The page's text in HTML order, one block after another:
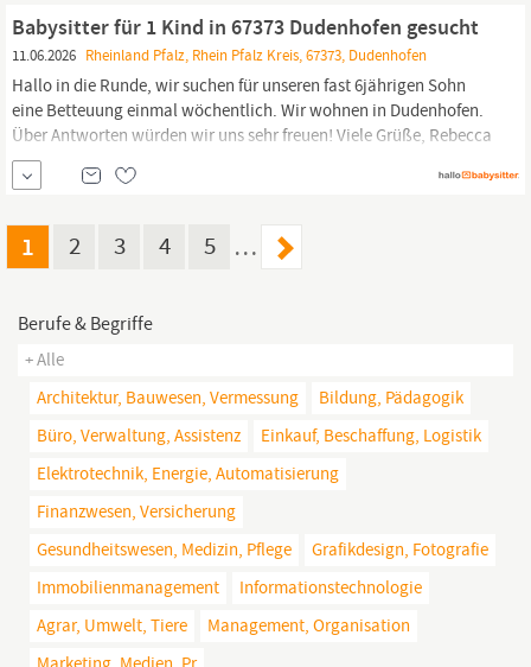
Baugruppen: Setze Baugruppen und Endprodukte präzise
zusammen und sorge für eine...
Babysitter für 1 Kind in 67373 Dudenhofen gesucht
11.06.2026 Rheinland Pfalz, Rhein Pfalz Kreis, 67373, Dudenhofen
Hallo in die Runde, wir suchen für unseren fast 6jährigen Sohn
eine Betteuung einmal wöchentlich. Wir wohnen in Dudenhofen.
Über Antworten würden wir uns sehr freuen! Viele Grüße, Rebecca
+++ Details: +++ Tagesmutter: Nein
1 2 3 4 5 …
Berufe & Begriffe
+ Alle
Architektur, Bauwesen, Vermessung
Bildung, Pädagogik
Büro, Verwaltung, Assistenz
Einkauf, Beschaffung, Logistik
Elektrotechnik, Energie, Automatisierung
Finanzwesen, Versicherung
Gesundheitswesen, Medizin, Pflege
Grafikdesign, Fotografie
Immobilienmanagement
Informationstechnologie
Agrar, Umwelt, Tiere
Management, Organisation